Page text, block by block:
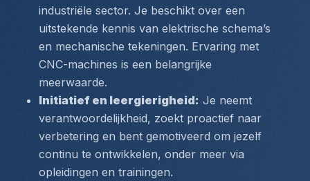
industriële sector. Je beschikt over een
uitstekende kennis van elektrische schema’s
en mechanische tekeningen. Ervaring met
CNC-machines is een belangrijke
meerwaarde.
Initiatief en leergierigheid: Je neemt
verantwoordelijkheid, zoekt proactief naar
verbetering en bent gemotiveerd om jezelf
continu te ontwikkelen, onder meer via
opleidingen en trainingen.